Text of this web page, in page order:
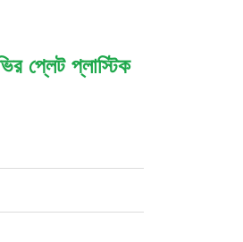
প্লেট প্লাস্টিক